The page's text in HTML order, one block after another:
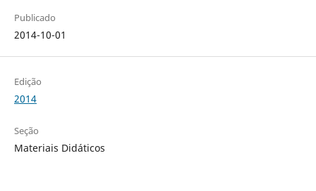
Publicado
2014-10-01
Edição
2014
Seção
Materiais Didáticos